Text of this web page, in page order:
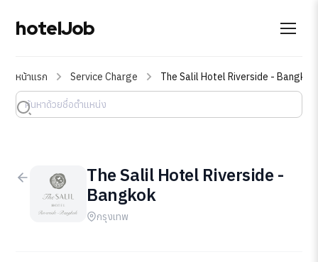
hotelJob
หน้าแรก Service Charge The Salil Hotel Riverside - Bangkok
The Salil Hotel Riverside -
Bangkok
กรุงเทพ